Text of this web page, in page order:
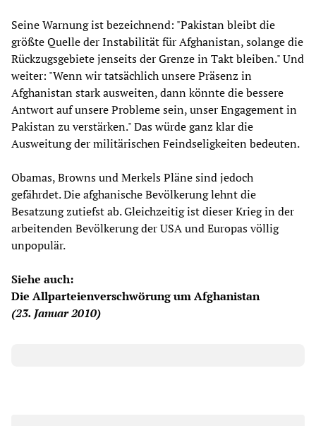
Seine Warnung ist bezeichnend: "Pakistan bleibt die
größte Quelle der Instabilität für Afghanistan, solange die
Rückzugsgebiete jenseits der Grenze in Takt bleiben." Und
weiter: "Wenn wir tatsächlich unsere Präsenz in
Afghanistan stark ausweiten, dann könnte die bessere
Antwort auf unsere Probleme sein, unser Engagement in
Pakistan zu verstärken." Das würde ganz klar die
Ausweitung der militärischen Feindseligkeiten bedeuten.
Obamas, Browns und Merkels Pläne sind jedoch
gefährdet. Die afghanische Bevölkerung lehnt die
Besatzung zutiefst ab. Gleichzeitig ist dieser Krieg in der
arbeitenden Bevölkerung der USA und Europas völlig
unpopulär.
Siehe auch:
Die Allparteienverschwörung um Afghanistan
(23. Januar 2010)